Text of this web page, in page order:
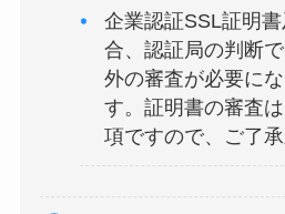
企業認証SSL証明
合、認証局の判断
外の審査が必要に
す。証明書の審査
項ですので、ご了承